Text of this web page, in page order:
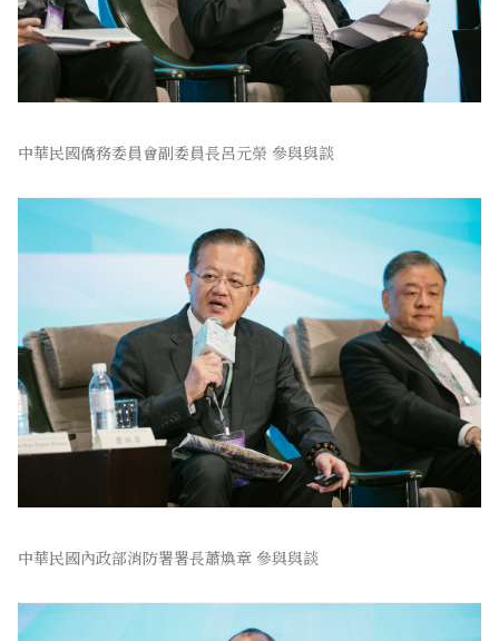
中華民國僑務委員會副委員長呂元榮 參與與談
中華民國內政部消防署署長蕭煥章 參與與談